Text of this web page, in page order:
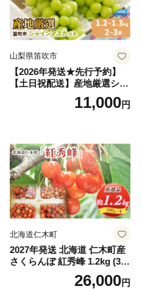
山梨県笛吹市
【2026年発送★先行予約】
【土日祝配送】産地厳選シャ
インマスカット1.2kg～1.3kg
（2房～3房）※沖縄・離島配
笛吹市 山梨県 フルーツ 果物
ぶどう 葡萄 大粒 シャインマ
スカット おすすめ シャイン
マスカット 贈答 ギフト 産地
笛吹市 シャインマスカット
笛吹 葡萄 国産 ぶどう 人気
国産 1.2kg 先行｜
11,000円
北海道仁木町
2027年発送 北海道 仁木町産
さくらんぼ 紅秀峰 1.2kg (300
g×4パック) Lサイズ以上 旬
桜桃 産地直送 サクランボ チ
26,000円